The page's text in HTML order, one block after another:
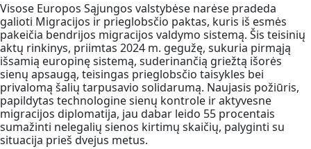
Visose Europos Sąjungos valstybėse narėse pradeda
galioti Migracijos ir prieglobsčio paktas, kuris iš esmės
pakeičia bendrijos migracijos valdymo sistemą. Šis teisinių
aktų rinkinys, priimtas 2024 m. gegužę, sukuria pirmąją
išsamią europinę sistemą, suderinančią griežtą išorės
sienų apsaugą, teisingas prieglobsčio taisykles bei
privalomą šalių tarpusavio solidarumą. Naujasis požiūris,
papildytas technologine sienų kontrole ir aktyvesne
migracijos diplomatija, jau dabar leido 55 procentais
sumažinti nelegalių sienos kirtimų skaičių, palyginti su
situacija prieš dvejus metus.